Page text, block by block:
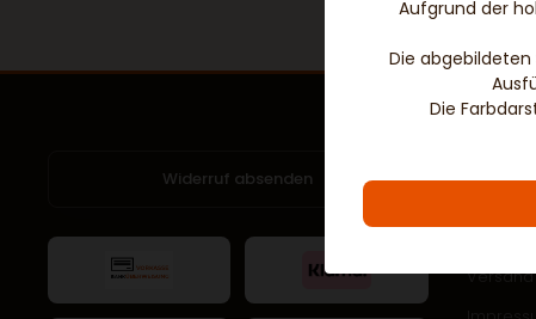
Aufgrund der
Die
Die
Widerruf absenden